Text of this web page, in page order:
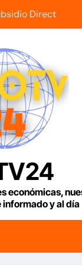
Directo en
en el
Casa de Nariño
ha
Fútbol
irregular
la Bolsa dey al día